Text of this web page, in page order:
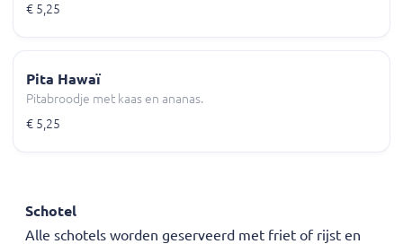
€ 5,25
Pita Hawaï
Pitabroodje met kaas en ananas.
€ 5,25
Schotel
Alle schotels worden geserveerd met friet of rijst en